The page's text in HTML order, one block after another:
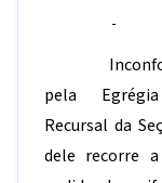
pela
Recursal da
dele recorre